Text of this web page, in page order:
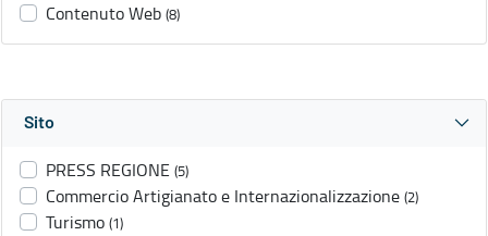
Contenuto Web (8)
Sito
PRESS REGIONE (5)
Commercio Artigianato e Internazionalizzazione (2)
Turismo (1)